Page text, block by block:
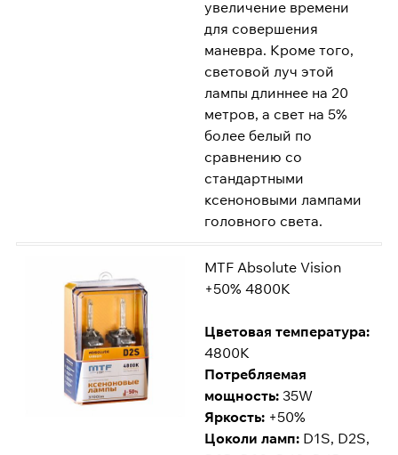
увеличение времени
для совершения
маневра. Кроме того,
световой луч этой
лампы длиннее на 20
метров, а свет на 5%
более белый по
сравнению со
стандартными
ксеноновыми лампами
головного света.
MTF Absolute Vision
+50% 4800K
Цветовая температура:
4800K
Потребляемая
мощность: 35W
Яркость: +50%
Цоколи ламп: D1S, D2S,